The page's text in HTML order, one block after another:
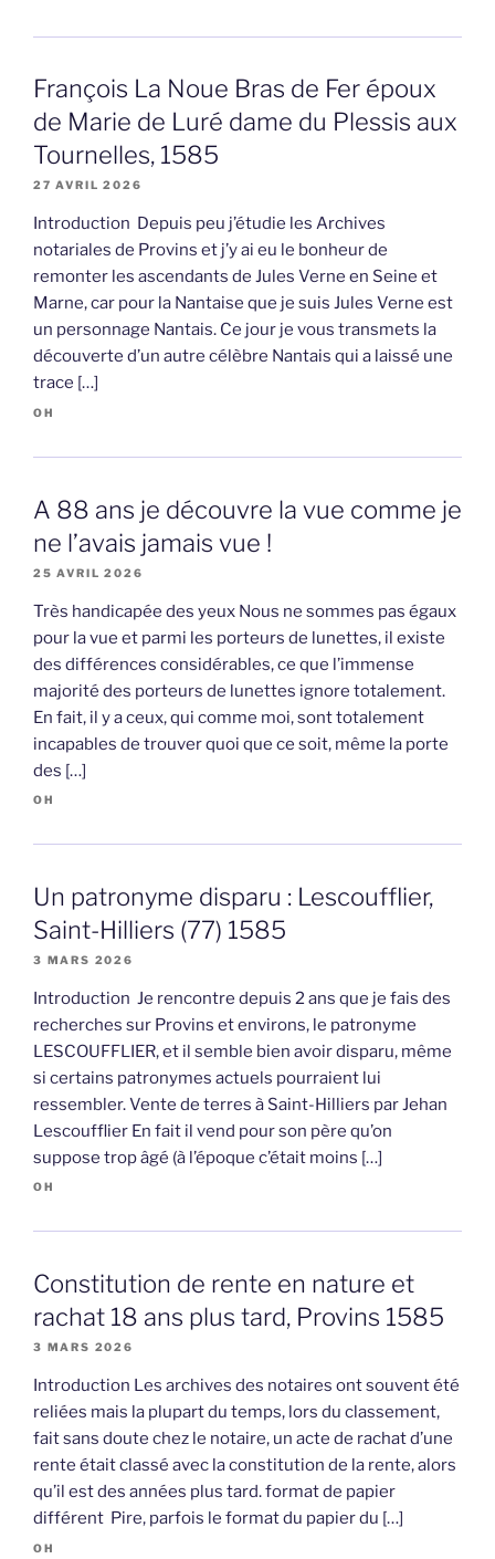
François La Noue Bras de Fer époux
de Marie de Luré dame du Plessis aux
Tournelles, 1585
27 AVRIL 2026
Introduction Depuis peu j’étudie les Archives
notariales de Provins et j’y ai eu le bonheur de
remonter les ascendants de Jules Verne en Seine et
Marne, car pour la Nantaise que je suis Jules Verne est
un personnage Nantais. Ce jour je vous transmets la
découverte d’un autre célèbre Nantais qui a laissé une
trace […]
OH
A 88 ans je découvre la vue comme je
ne l’avais jamais vue !
25 AVRIL 2026
Très handicapée des yeux Nous ne sommes pas égaux
pour la vue et parmi les porteurs de lunettes, il existe
des différences considérables, ce que l’immense
majorité des porteurs de lunettes ignore totalement.
En fait, il y a ceux, qui comme moi, sont totalement
incapables de trouver quoi que ce soit, même la porte
des […]
OH
Un patronyme disparu : Lescoufflier,
Saint-Hilliers (77) 1585
3 MARS 2026
Introduction Je rencontre depuis 2 ans que je fais des
recherches sur Provins et environs, le patronyme
LESCOUFFLIER, et il semble bien avoir disparu, même
si certains patronymes actuels pourraient lui
ressembler. Vente de terres à Saint-Hilliers par Jehan
Lescoufflier En fait il vend pour son père qu’on
suppose trop âgé (à l’époque c’était moins […]
OH
Constitution de rente en nature et
rachat 18 ans plus tard, Provins 1585
3 MARS 2026
Introduction Les archives des notaires ont souvent été
reliées mais la plupart du temps, lors du classement,
fait sans doute chez le notaire, un acte de rachat d’une
rente était classé avec la constitution de la rente, alors
qu’il est des années plus tard. format de papier
différent Pire, parfois le format du papier du […]
OH